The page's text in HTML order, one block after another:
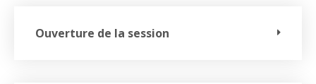
Ouverture de la session